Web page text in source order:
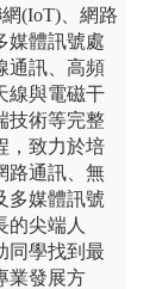
(IoT)、網路
媒體訊號處
通訊、高頻
線與電磁干
技術等完整
，致力於培
路通訊、無
多媒體訊號
的尖端人
同學找到最
業發展方